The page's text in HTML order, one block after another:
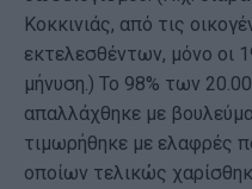
Κοκκινιάς, από τις
εκτελεσθέντων, μόνο οι
μήνυση.) Το 98% των
απαλλάχθηκε με
τιμωρήθηκε με ελαφρές
οποίων τελικώς